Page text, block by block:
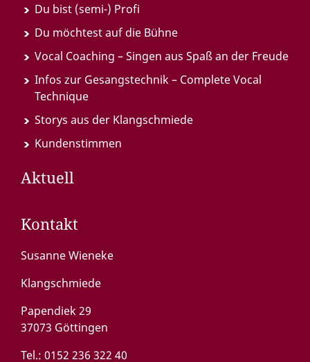
Du bist (semi-) Profi
Du möchtest auf die Bühne
Vocal Coaching – Singen aus Spaß an der Freude
Infos zur Gesangstechnik – Complete Vocal
Technique
Storys aus der Klangschmiede
Kundenstimmen
Aktuell
Kontakt
Susanne Wieneke
Klangschmiede
Papendiek 29
37073 Göttingen
Tel.: 0152 236 322 40